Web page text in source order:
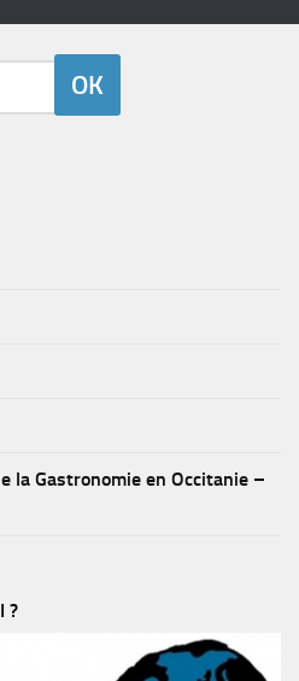
la Gastronomie en Occitanie –
?